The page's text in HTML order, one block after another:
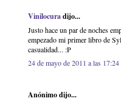
Vinilocuradijo...
Justo hace un par de noches
empezado mi primer libro de
casualidad... :P
24 de mayo de 2011 a las 17:24
Anónimo dijo...